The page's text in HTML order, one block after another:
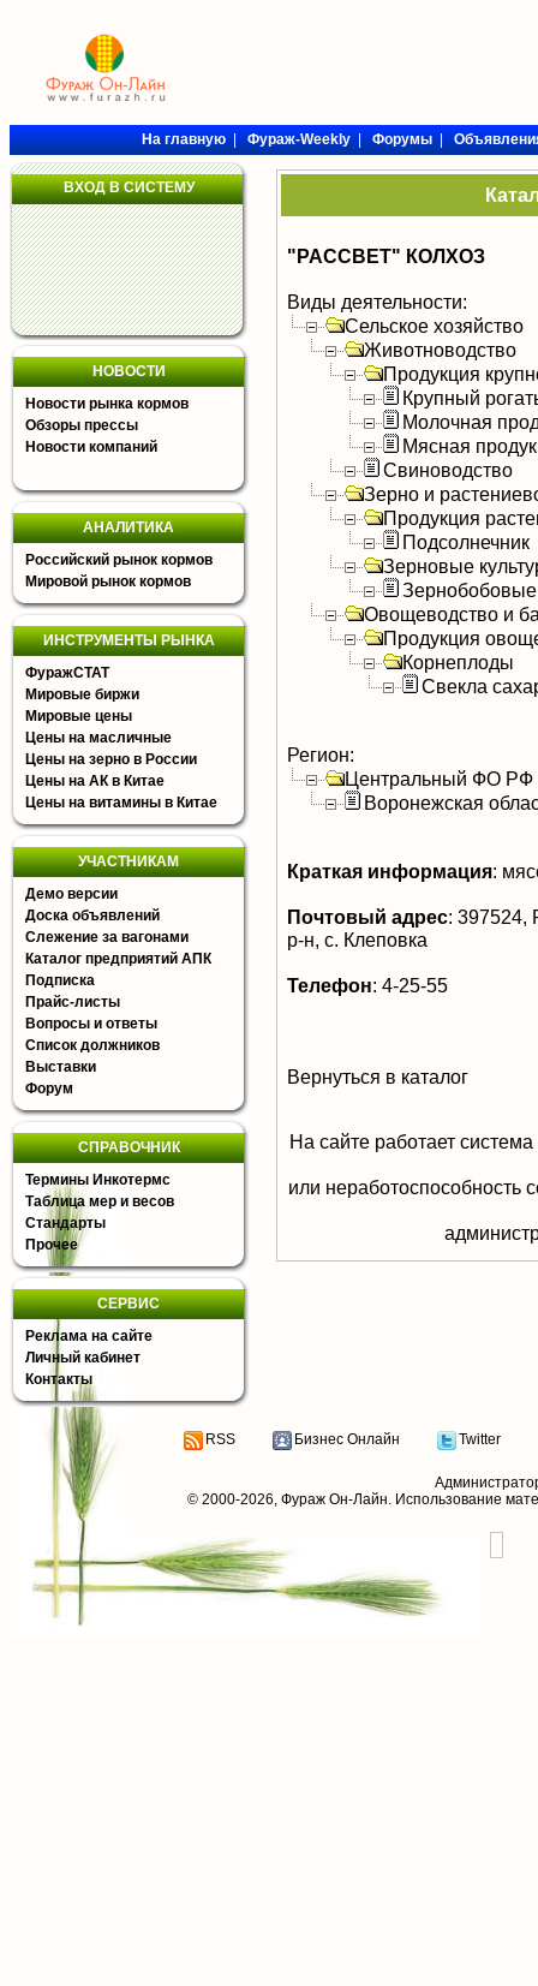
На главную|Фураж-Weekly|Форумы|
ВХОД В СИСТЕМУ
НОВОСТИ
Новости рынка кормов
Обзоры прессы
Новости компаний
АНАЛИТИКА
Российский рынок кормов
Мировой рынок кормов
ИНСТРУМЕНТЫ РЫНКА
ФуражСТАТ
Мировые биржи
Мировые цены
Цены на масличные
Цены на зерно в России
Цены на АК в Китае
Цены на витамины в Китае
УЧАСТНИКАМ
Демо версии
Доска объявлений
Слежение за вагонами
Каталог предприятий АПК
Подписка
Прайс-листы
Вопросы и ответы
Список должников
Выставки
Форум
СПРАВОЧНИК
Термины Инкотермс
Таблица мер и весов
Стандарты
Прочее
СЕРВИС
Реклама на сайте
Личный кабинет
Контакты
"РАССВЕТ" КОЛХОЗ
Виды деятельности:
Сельское хозяйство
Животноводство
Продукция
Крупный
Молочная
Мясная
Свиноводство
Зерно и
Продукция
Подсолнечник
Зерновые
Зернобобовые
Овощеводство и
Продукция
Корнеплоды
Свекла
Регион:
Центральный ФО РФ
Воронежская
Краткая информация:
Почтовый адрес: 397524,
р-н, с. Клеповка
Телефон: 4-25-55
Вернуться в каталог
На сайте работает
или неработоспособность
RSS Бизнес Онлайн Twitter
© 2000-2026, Фураж Он-Лайн. Использование